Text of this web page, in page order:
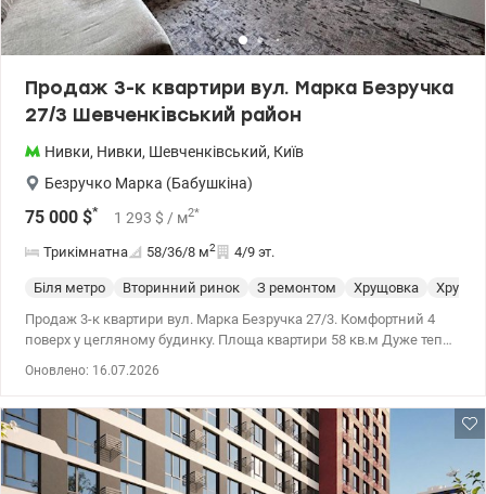
0503932257 Марsя Valion.ua/1154392
Продаж 3-к квартири вул. Марка Безручка
27/3 Шевченківський район
Нивки, Нивки, Шевченківський, Київ
Безручко Марка (Бабушкіна)
75 000 $* 1 293 $ / м2*
Трикімнатна 58/36/8 м2 4/9 эт.
Біля метро Вторинний ринок З ремонтом Хрущовка
Продаж 3-к квартири вул. Марка Безручка 27/3. Комфортний 4
поверх у цегляному будинку. Площа квартири 58 кв.м Дуже тепла
ринок та супермаркет. Поруч парк, озеро, та дві станції метро-
Нивки та Берестейська- до 10 хв пішки. Ціна 75000у.о.
Розглядається безготівковий розрахунок тел. 050-146-45-76
Інна,valion.ua/1134338
Оновлено: 16.07.2026